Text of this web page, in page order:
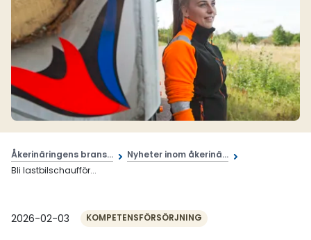
Åkerinäringens brans...
Nyheter inom åkerinä...
Bli lastbilschaufför...
2026-02-03 KOMPETENSFÖRSÖRJNING